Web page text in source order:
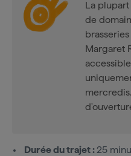
La plupart
de
Margaret
Durée du trajet :25